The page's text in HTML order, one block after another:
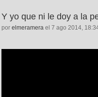
Y yo que ni le doy a la
por elmeramera el 7 ago 2014,